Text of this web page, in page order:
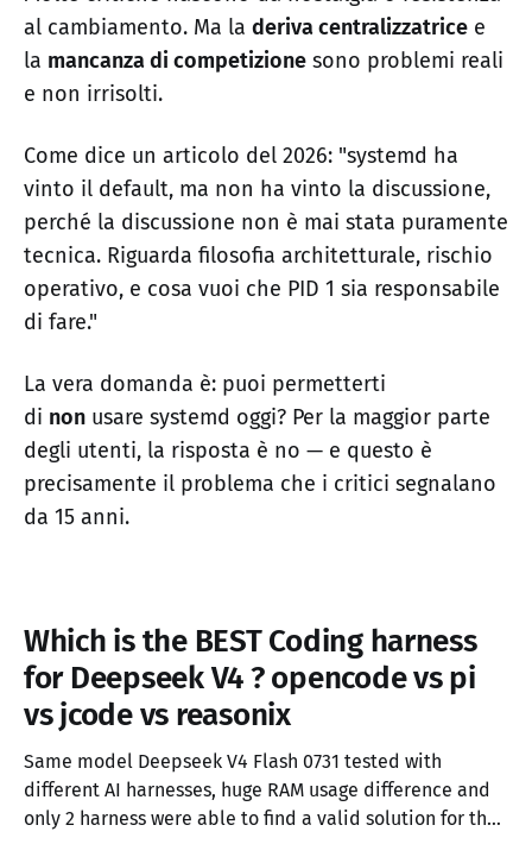
al cambiamento. Ma la deriva centralizzatrice e
la mancanza di competizione sono problemi reali
e non irrisolti.
Come dice un articolo del 2026: "systemd ha
vinto il default, ma non ha vinto la discussione,
perché la discussione non è mai stata puramente
tecnica. Riguarda filosofia architetturale, rischio
operativo, e cosa vuoi che PID 1 sia responsabile
di fare."
La vera domanda è: puoi permetterti
di non usare systemd oggi? Per la maggior parte
degli utenti, la risposta è no — e questo è
precisamente il problema che i critici segnalano
da 15 anni.
Which is the BEST Coding harness
for Deepseek V4 ? opencode vs pi
vs jcode vs reasonix
Same model Deepseek V4 Flash 0731 tested with
different AI harnesses, huge RAM usage difference and
only 2 harness were able to find a valid solution for the